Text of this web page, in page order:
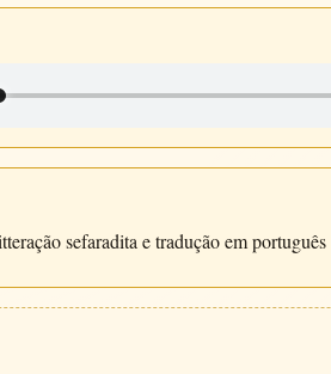
sefaradita e tradução em